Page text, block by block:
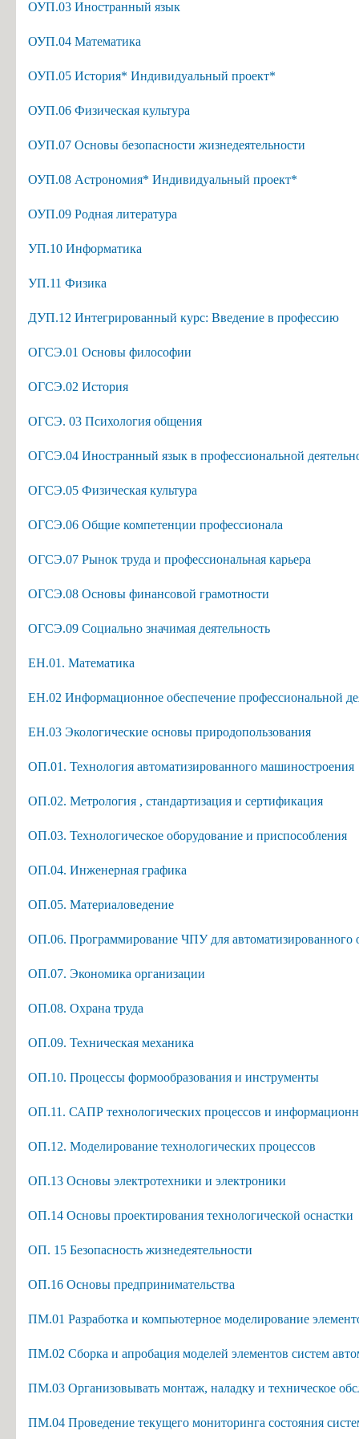
Информация об общежитиях
Заочное отделение
Информация о закреплении за каждой группой отдельного
Памятки по безопасности
ОУП.03 Иностранный язык
ОУП.04 Математика
ОУП.05 История* Индивидуальный проект*
ОУП.06 Физическая культура
ОУП.07 Основы безопасности жизнедеятельности
ОУП.08 Астрономия* Индивидуальный проект*
ОУП.09 Родная литература
УП.10 Информатика
УП.11 Физика
ДУП.12 Интегрированный курс: Введение в профессию
ОГСЭ.01 Основы философии
ОГСЭ.02 История
ОГСЭ. 03 Психология общения
ОГСЭ.04 Иностранный язык в профессиональной
ОГСЭ.05 Физическая культура
ОГСЭ.06 Общие компетенции профессионала
ОГСЭ.07 Рынок труда и профессиональная карьера
ОГСЭ.08 Основы финансовой грамотности
ОГСЭ.09 Социально значимая деятельность
ЕН.01. Математика
ЕН.02 Информационное обеспечение профессиональной
ЕН.03 Экологические основы природопользования
ОП.01. Технология автоматизированного машиностроения
ОП.02. Метрология , стандартизация и сертификация
ОП.03. Технологическое оборудование и приспособления
ОП.04. Инженерная графика
ОП.05. Материаловедение
ОП.06. Программирование ЧПУ для автоматизированного
ОП.07. Экономика организации
ОП.08. Охрана труда
ОП.09. Техническая механика
ОП.10. Процессы формообразования и инструменты
ОП.11. САПР технологических процессов и
ОП.12. Моделирование технологических процессов
ОП.13 Основы электротехники и электроники
ОП.14 Основы проектирования технологической оснастки
ОП. 15 Безопасность жизнедеятельности
ОП.16 Основы предпринимательства
ПМ.01 Разработка и компьютерное моделирование
ПМ.02 Сборка и апробация моделей элементов систем
ПМ.03 Организовывать монтаж, наладку и техническое
ПМ.04 Проведение текущего мониторинга состояния